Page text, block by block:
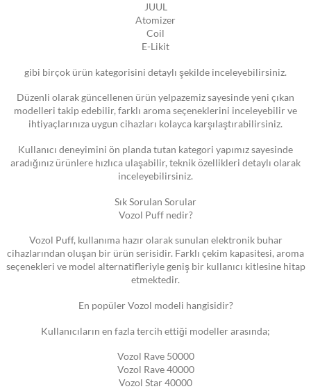
JUUL
Atomizer
Coil
E-Likit
gibi birçok ürün kategorisini detaylı şekilde inceleyebilirsiniz.
Düzenli olarak güncellenen ürün yelpazemiz sayesinde yeni çıkan
modelleri takip edebilir, farklı aroma seçeneklerini inceleyebilir ve
ihtiyaçlarınıza uygun cihazları kolayca karşılaştırabilirsiniz.
Kullanıcı deneyimini ön planda tutan kategori yapımız sayesinde
aradığınız ürünlere hızlıca ulaşabilir, teknik özellikleri detaylı olarak
inceleyebilirsiniz.
Sık Sorulan Sorular
Vozol Puff nedir?
Vozol Puff, kullanıma hazır olarak sunulan elektronik buhar
cihazlarından oluşan bir ürün serisidir. Farklı çekim kapasitesi, aroma
seçenekleri ve model alternatifleriyle geniş bir kullanıcı kitlesine hitap
etmektedir.
En popüler Vozol modeli hangisidir?
Kullanıcıların en fazla tercih ettiği modeller arasında;
Vozol Rave 50000
Vozol Rave 40000
Vozol Star 40000